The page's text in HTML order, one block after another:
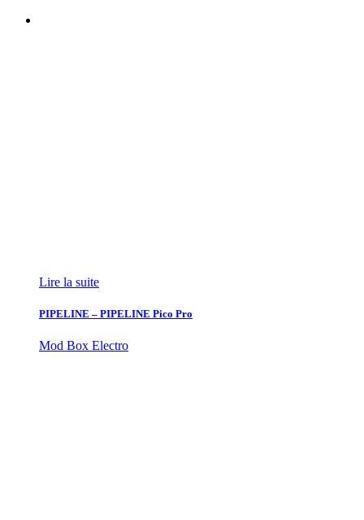
Lire la suite
PIPELINE – PIPELINE Pico Pro
Mod Box Electro